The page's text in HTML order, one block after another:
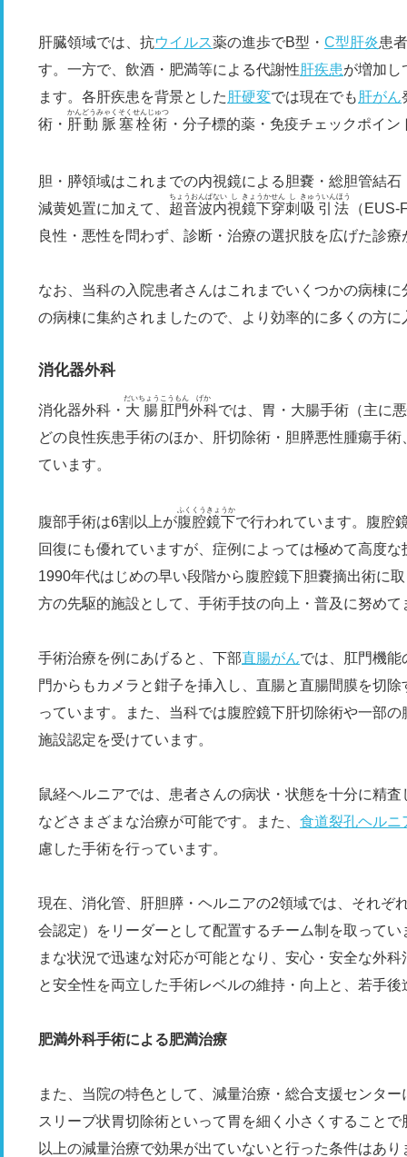
肝臓領域では、抗ウイルス薬の進歩でB型・ C型肝炎患
す。一方で、飲酒・肥満等による代謝性 肝疾患が増加し
ます。各肝疾患を背景とした 肝硬変では現在でも 肝がん
術・ 肝
かん
動脈
どうみゃく
塞栓術
そくせんじゅつ
・分子標的薬・免疫チェックポイ
胆・膵領域はこれまでの内視鏡による胆嚢・総胆管結
減黄処置に加えて、 超音波内
ちょうおんぱない
視
し
鏡下穿
きょうかせん
刺
し
吸引法
きゅういんほう
（
良性・悪性を問わず、診断・治療の選択肢を広げた診
なお、当科の入院患者さんはこれまでいくつかの病棟
の病棟に集約されましたので、より効率的に多くの方
消化器外科
消化器外科・ 大腸
だいちょう
肛門
こうもん
外科
げか
では、胃・大腸手術（主に
どの良性疾患手術のほか、肝切除術・胆膵悪性腫瘍手術
ています。
腹部手術は6割以上が腹腔
ふくくう
鏡下
きょうか
で行われています。腹腔
回復にも優れていますが、症例によっては極めて高度
1990年代はじめの早い段階から腹腔鏡下胆嚢摘出術に
方の先駆的施設として、手術手技の向上・普及に努めて
手術治療を例にあげると、下部直腸がんでは、肛門機能
門からもカメラと鉗子を挿入し、直腸と直腸間膜を切
っています。また、当科では腹腔鏡下肝切除術や一部
施設認定を受けています。
鼠経ヘルニアでは、患者さんの病状・状態を十分に精
などさまざまな治療が可能です。また、 食道裂孔ヘルニ
慮した手術を行っています。
現在、消化管、肝胆膵・ヘルニアの2領域では、それぞ
会認定）をリーダーとして配置するチーム制を取って
まな状況で迅速な対応が可能となり、安心・安全な外
と安全性を両立した手術レベルの維持・向上と、若手
肥満外科手術による肥満治療
また、当院の特色として、減量治療・総合支援センタ
スリーブ状胃切除術といって胃を細く小さくすること
以上の減量治療で効果が出ていないと行った条件はあ